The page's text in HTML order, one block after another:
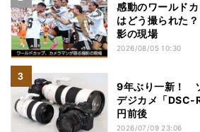
感動のワールド
はどう撮られた
影の現場
2026/08/05 10:30
9年ぶり一新！
デジカメ「
円前後
2026/07/09 23:06